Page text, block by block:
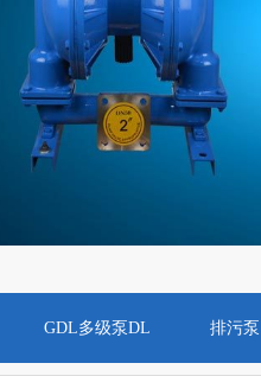
GDL多级泵DL 排污泵